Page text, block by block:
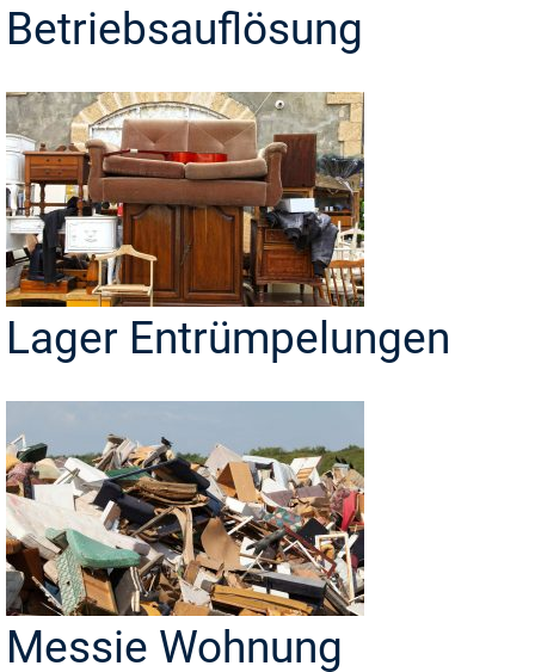
Betriebsauflösung
Lager Entrümpelungen
Messie Wohnung